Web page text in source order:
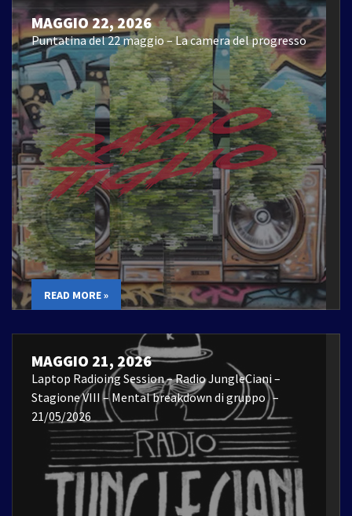
MAGGIO 22, 2026
Puntatina del 22 maggio – La camera del progresso
READ MORE »
MAGGIO 21, 2026
Laptop Radioing Session – Radio JungleCiani –
Stagione VIII – Mental breakdown di gruppo –
21/05/2026